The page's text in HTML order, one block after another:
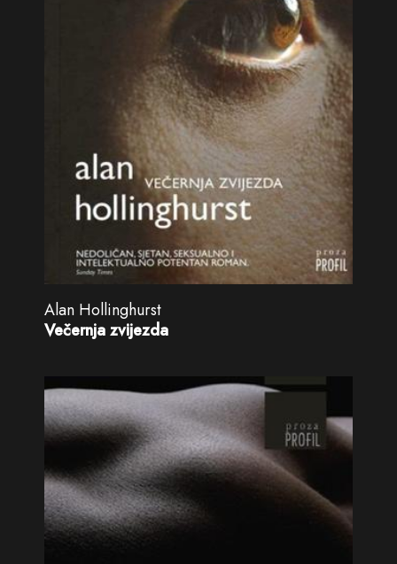
Alan Hollinghurst
Večernja zvijezda